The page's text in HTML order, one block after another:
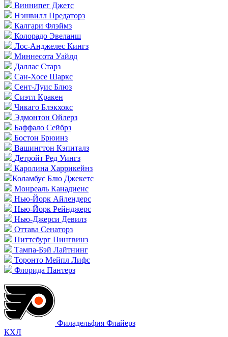
Виннипег Джетс
Нэшвилл Предаторз
Калгари Флэймз
Колорадо Эвеланш
Лос-Анджелес Кингз
Миннесота Уайлд
Даллас Старз
Сан-Хосе Шаркс
Сент-Луис Блюз
Сиэтл Кракен
Чикаго Блэкхокс
Эдмонтон Ойлерз
Баффало Сейбрз
Бостон Брюинз
Вашингтон Кэпиталз
Детройт Ред Уингз
Каролина Харрикейнз
Коламбус Блю Джекетс
Монреаль Канадиенс
Нью-Йорк Айлендерс
Нью-Йорк Рейнджерс
Нью-Джерси Девилз
Оттава Сенаторз
Питтсбург Пингвинз
Тампа-Бэй Лайтнинг
Торонто Мейпл Лифс
Флорида Пантерз
Филадельфия Флайерз
КХЛ